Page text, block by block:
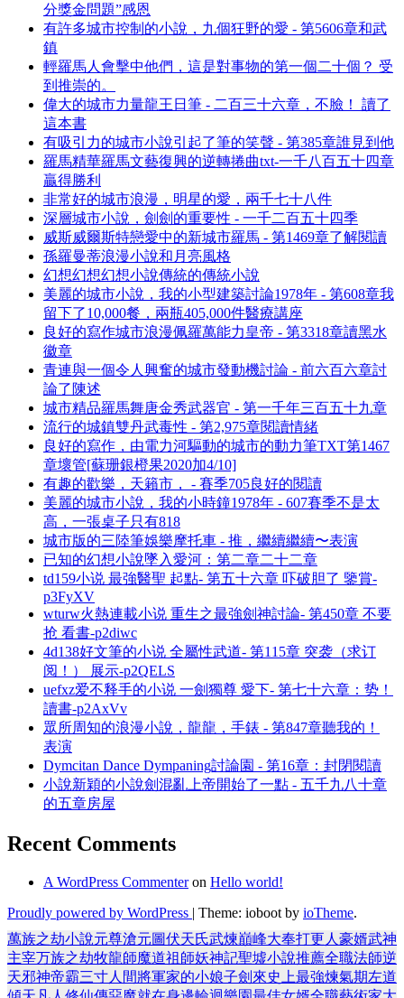
分獎金問題”感恩
有許多城市控制的小說，九個狂野的愛 - 第5606章和武
鎮
輕羅馬人會擊中他們，這是對事物的第一個二十個？ 受
到推崇的。
偉大的城市力量龍王日筆 - 二百三十六章，不臉！ 讀了
這本書
有吸引力的城市小說引起了筆的笑聲 - 第385章誰見到他
羅馬精華羅馬文藝復興的逆轉捲曲txt-一千八百五十四章
贏得勝利
非常好的城市浪漫，明星的愛，兩千七十八件
深層城市小說，劍劍的重要性 - 一千二百五十四季
威斯威爾斯特戀愛中的新城市羅馬 - 第1469章了解閱讀
孫羅曼蒂浪漫小說和月亮風格
幻想幻想幻想小說傳統的傳統小說
美麗的城市小說，我的小型建築討論1978年 - 第608章我
留下了10,000餐，兩瓶405,000件醫療講座
良好的寫作城市浪漫佩羅萬能力皇帝 - 第3318章讀黑水
徽章
青連與一個令人興奮的城市發動機討論 - 前六百六章討
論了陳述
城市精品羅馬舞唐金秀武器官 - 第一千年三百五十九章
流行的城鎮雙丹武毒性 - 第2,975章閱讀情緒
良好的寫作，由電力河驅動的城市的動力筆TXT第1467
章壞管[蘇珊銀橙果2020加4/10]
有趣的歡樂，天籟市， - 賽季705良好的閱讀
美麗的城市小說，我的小時鐘1978年 - 607賽季不是太
高，一張桌子只有818
城市版的三陸筆娛樂摩托車 - 推，繼續繼續〜表演
已知的幻想小說墜入愛河：第二章二十二章
td159小说 最強醫聖 起點- 第五十六章 吓破胆了 鑒賞-
p3FyXV
wturw火熱連載小说 重生之最強劍神討論- 第450章 不要
抢 看書-p2diwc
4d138好文筆的小说 全屬性武道- 第115章 突袭（求订
阅！） 展示-p2QELS
uefxz爱不释手的小说 一劍獨尊 愛下- 第七十六章：势！
讀書-p2AxVv
眾所周知的浪漫小說，龍龍，手錶 - 第847章聽我的！
表演
Dymcitan Dance Dympaning討論園 - 第16章：封閉閱讀
小說新穎的小說劍混亂上帝開始了一點 - 五千九八十章
的五章房屋
Recent Comments
A WordPress Commenteron Hello world!
Proudly powered by WordPress | Theme: ioboot by ioTheme.
萬族之劫小說元尊滄元圖伏天氏武煉巔峰大奉打更人 豪婿武神
主宰万族之劫牧龍師魔道祖師妖神記聖墟小說推薦全職法師逆
天邪神帝霸三寸人間將軍家的小娘子劍來史上最強煉氣期左道